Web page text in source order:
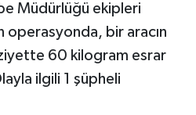
Müdürlüğü ekipleri
operasyonda, bir aracın
60 kilogram esrar
ilgili 1 şüpheli